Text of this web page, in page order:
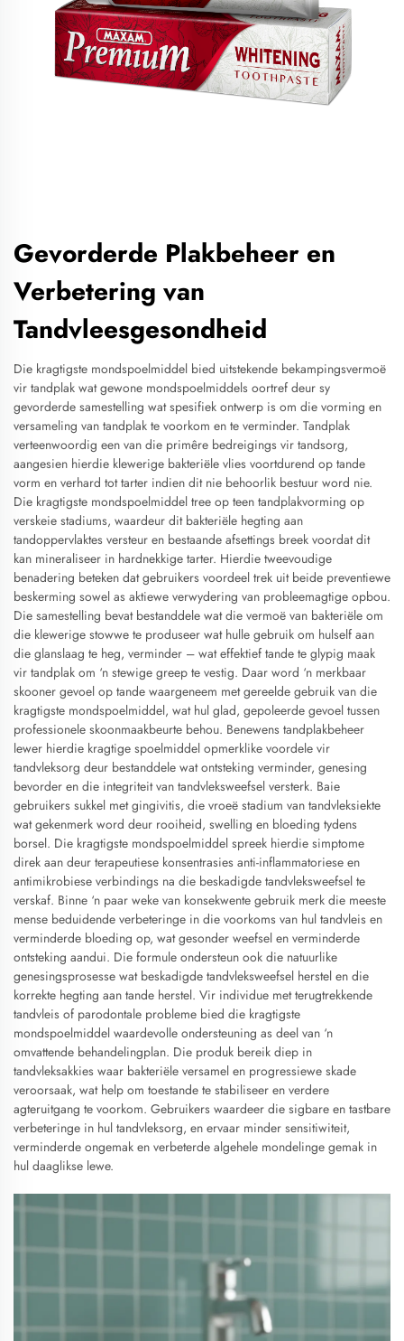
Gevorderde Plakbeheer en
Verbetering van
Tandvleesgesondheid
Die kragtigste mondspoelmiddel bied uitstekende bekampingsvermoë
vir tandplak wat gewone mondspoelmiddels oortref deur sy
gevorderde samestelling wat spesifiek ontwerp is om die vorming en
versameling van tandplak te voorkom en te verminder. Tandplak
verteenwoordig een van die primêre bedreigings vir tandsorg,
aangesien hierdie klewerige bakteriële vlies voortdurend op tande
vorm en verhard tot tarter indien dit nie behoorlik bestuur word nie.
Die kragtigste mondspoelmiddel tree op teen tandplakvorming op
verskeie stadiums, waardeur dit bakteriële hegting aan
tandoppervlaktes versteur en bestaande afsettings breek voordat dit
kan mineraliseer in hardnekkige tarter. Hierdie tweevoudige
benadering beteken dat gebruikers voordeel trek uit beide preventiewe
beskerming sowel as aktiewe verwydering van probleemagtige opbou.
Die samestelling bevat bestanddele wat die vermoë van bakteriële om
die klewerige stowwe te produseer wat hulle gebruik om hulself aan
die glanslaag te heg, verminder – wat effektief tande te glypig maak
vir tandplak om ‘n stewige greep te vestig. Daar word ‘n merkbaar
skooner gevoel op tande waargeneem met gereelde gebruik van die
kragtigste mondspoelmiddel, wat hul glad, gepoleerde gevoel tussen
professionele skoonmaakbeurte behou. Benewens tandplakbeheer
lewer hierdie kragtige spoelmiddel opmerklike voordele vir
tandvleksorg deur bestanddele wat ontsteking verminder, genesing
bevorder en die integriteit van tandvleksweefsel versterk. Baie
gebruikers sukkel met gingivitis, die vroeë stadium van tandvleksiekte
wat gekenmerk word deur rooiheid, swelling en bloeding tydens
borsel. Die kragtigste mondspoelmiddel spreek hierdie simptome
direk aan deur terapeutiese konsentrasies anti-inflammatoriese en
antimikrobiese verbindings na die beskadigde tandvleksweefsel te
verskaf. Binne ‘n paar weke van konsekwente gebruik merk die meeste
mense beduidende verbeteringe in die voorkoms van hul tandvleis en
verminderde bloeding op, wat gesonder weefsel en verminderde
ontsteking aandui. Die formule ondersteun ook die natuurlike
genesingsprosesse wat beskadigde tandvleksweefsel herstel en die
korrekte hegting aan tande herstel. Vir individue met terugtrekkende
tandvleis of parodontale probleme bied die kragtigste
mondspoelmiddel waardevolle ondersteuning as deel van ‘n
omvattende behandelingplan. Die produk bereik diep in
tandvleksakkies waar bakteriële versamel en progressiewe skade
veroorsaak, wat help om toestande te stabiliseer en verdere
agteruitgang te voorkom. Gebruikers waardeer die sigbare en tastbare
verbeteringe in hul tandvleksorg, en ervaar minder sensitiwiteit,
verminderde ongemak en verbeterde algehele mondelinge gemak in
hul daaglikse lewe.